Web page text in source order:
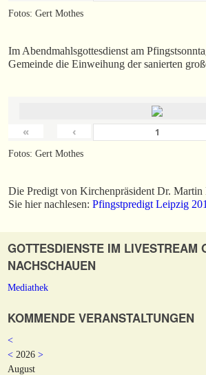
Fotos: Gert Mothes
Im Abendmahlsgottesdienst am
Gemeinde die Einweihung der sanierten
« ‹
Fotos: Gert Mothes
Die Predigt von Kirchenpräsident Dr. Martin
Sie hier nachlesen: Pfingstpredigt Leipzig
GOTTESDIENSTE IM LIVESTREAM
NACHSCHAUEN
Mediathek
KOMMENDE VERANSTALTUNGEN
<
< 2026 >
August